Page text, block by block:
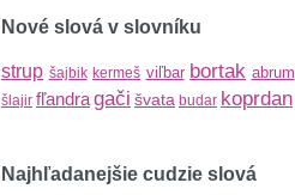
Nové slová v slovníku
strup šajbik kermeš viľbar bortak abrum
šlajir fľandragači švata budar koprdan
Najhľadanejšie cudzie slová